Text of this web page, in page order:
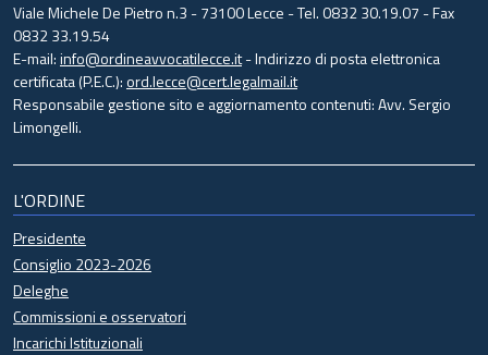
Viale Michele De Pietro n.3 - 73100 Lecce - Tel. 0832 30.19.07 - Fax
0832 33.19.54
E-mail:info@ordineavvocatilecce.it- Indirizzo di posta elettronica
certificata (P.E.C.):ord.lecce@cert.legalmail.it
Responsabile gestione sito e aggiornamento contenuti: Avv. Sergio
Limongelli.
L'ORDINE
Presidente
Consiglio 2023-2026
Deleghe
Commissioni e osservatori
Incarichi Istituzionali